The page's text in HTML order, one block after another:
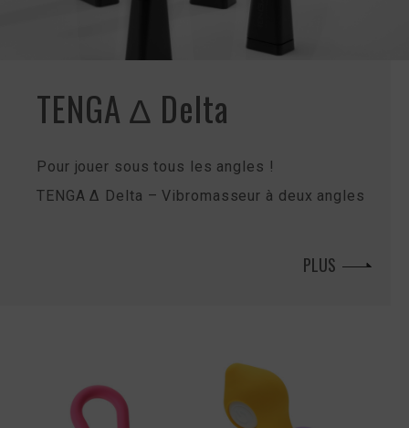
TENGA Δ Delta
Pour jouer sous tous les angles !
TENGA Δ Delta – Vibromasseur à deux angles
PLUS